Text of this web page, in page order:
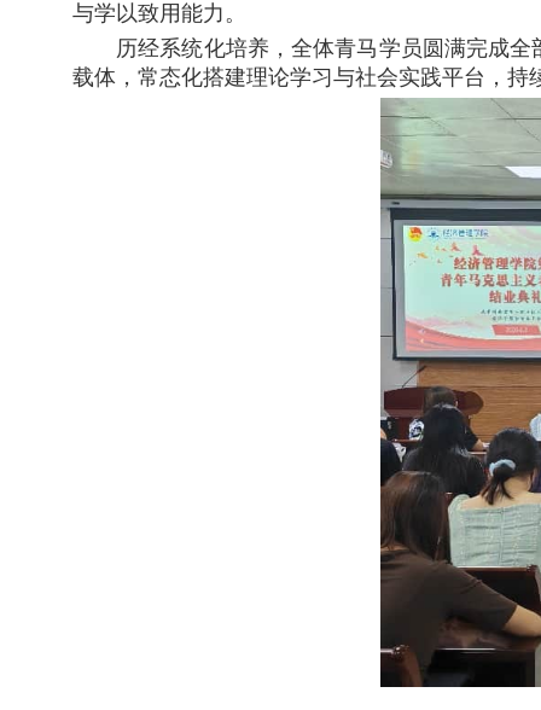
与学以致用能力。
历经系统化培养，全体青马学员圆满完成
载体，常态化搭建理论学习与社会实践平台，